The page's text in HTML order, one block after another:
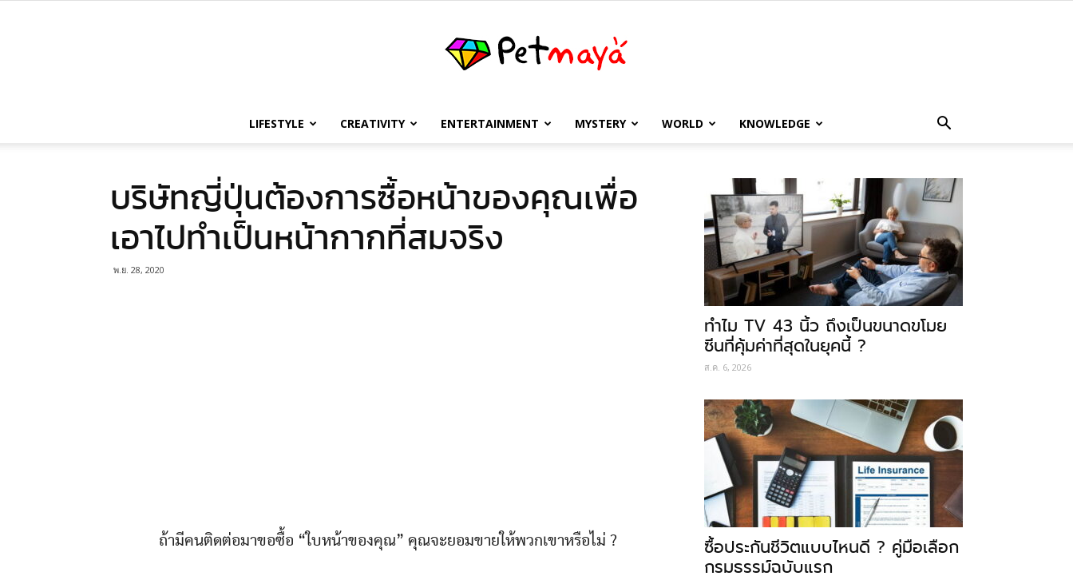
เพชร
LIFESTYLE CREATIVITY ENTERTAINMENT MYSTERY WORLD KNOWLEDGE
บริษัทญี่ปุ่นต้องการซื้อหน้าของคุณเพื่อ
เอาไปทำเป็นหน้ากากที่สมจริง
พ.ย. 28, 2020
ถ้ามีคนติดต่อมาขอซื้อ “ใบหน้าของคุณ” คุณจะยอมขายให้พวกเขาหรือไม่ ?
ทำไม TV 43 นิ้ว ถึงเป็นขนาดขโมย
ซีนที่คุ้มค่าที่สุดในยุคนี้ ?
ส.ค. 6, 2026
ซื้อประกันชีวิตแบบไหนดี ? คู่มือเลือก
กรมธรรม์ฉบับแรก